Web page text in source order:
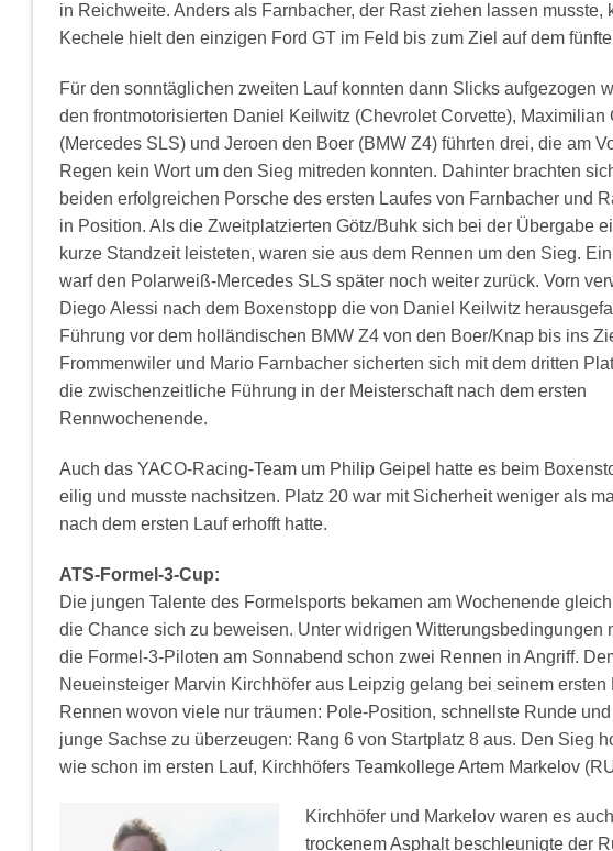
in Reichweite. Anders als Farnbacher, der Rast ziehen lassen
Kechele hielt den einzigen Ford GT im Feld bis zum Ziel auf dem
Für den sonntäglichen zweiten Lauf konnten dann Slicks aufgezogen
den frontmotorisierten Daniel Keilwitz (Chevrolet Corvette), Maximilian
(Mercedes SLS) und Jeroen den Boer (BMW Z4) führten drei, die am
Regen kein Wort um den Sieg mitreden konnten. Dahinter brachten
beiden erfolgreichen Porsche des ersten Laufes von Farnbacher und
in Position. Als die Zweitplatzierten Götz/Buhk sich bei der Übergabe
kurze Standzeit leisteten, waren sie aus dem Rennen um den Sieg.
warf den Polarweiß-Mercedes SLS später noch weiter zurück. Vorn
Diego Alessi nach dem Boxenstopp die von Daniel Keilwitz
Führung vor dem holländischen BMW Z4 von den Boer/Knap bis ins
Frommenwiler und Mario Farnbacher sicherten sich mit dem dritten
die zwischenzeitliche Führung in der Meisterschaft nach dem ersten
Rennwochenende.
Auch das YACO-Racing-Team um Philip Geipel hatte es beim
eilig und musste nachsitzen. Platz 20 war mit Sicherheit weniger als
nach dem ersten Lauf erhofft hatte.
ATS-Formel-3-Cup:
Die jungen Talente des Formelsports bekamen am Wochenende gleich
die Chance sich zu beweisen. Unter widrigen Witterungsbedingungen
die Formel-3-Piloten am Sonnabend schon zwei Rennen in Angriff.
Neueinsteiger Marvin Kirchhöfer aus Leipzig gelang bei seinem ersten
Rennen wovon viele nur träumen: Pole-Position, schnellste Runde
junge Sachse zu überzeugen: Rang 6 von Startplatz 8 aus. Den Sieg
wie schon im ersten Lauf, Kirchhöfers Teamkollege Artem Markelov
Kirchhöfer und Markelov waren es
trockenem Asphalt beschleunigte der